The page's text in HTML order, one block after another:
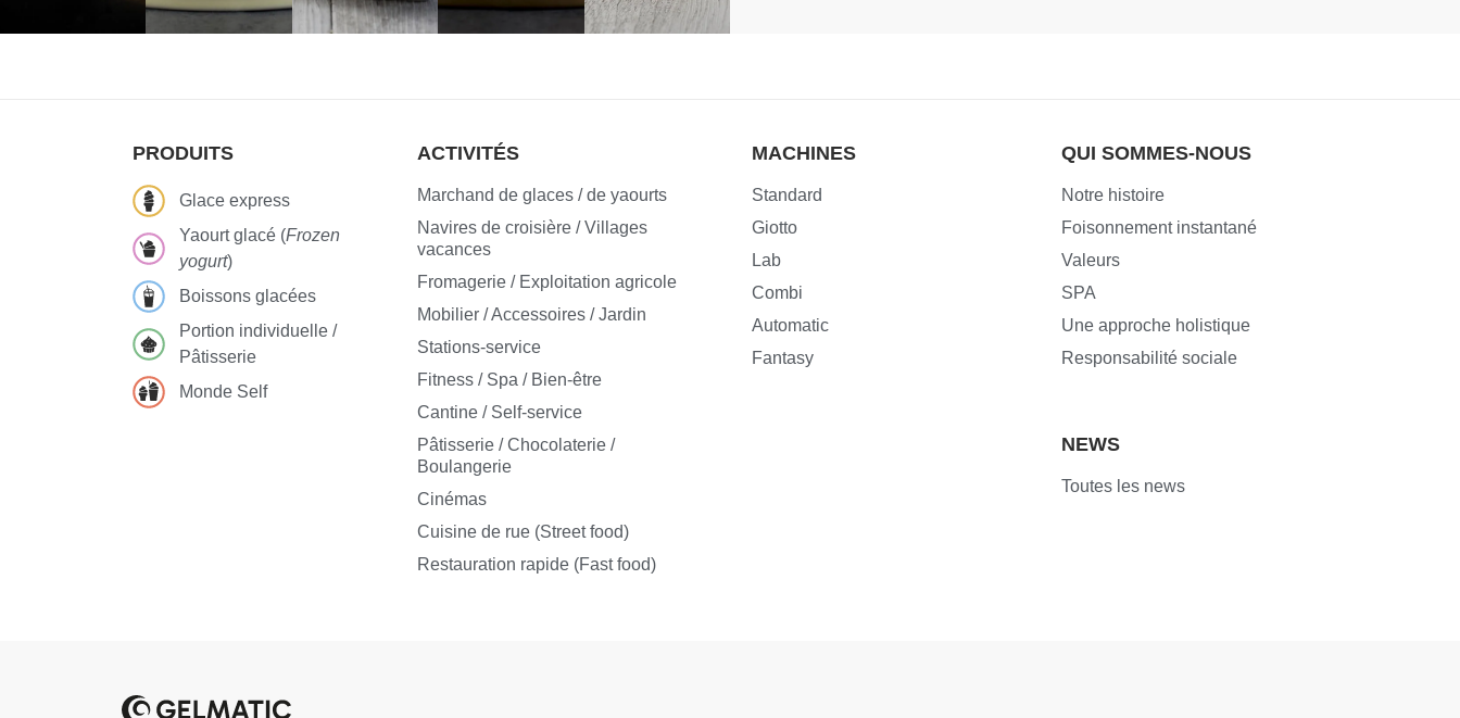
PRODUITS
Glace express
Yaourt glacé (Frozen
yogurt)
Boissons glacées
Portion individuelle /
Pâtisserie
Monde Self
ACTIVITÉS
Marchand de glaces / de yaourts
Navires de croisière / Villages
vacances
Fromagerie / Exploitation agricole
Mobilier / Accessoires / Jardin
Stations-service
Fitness / Spa / Bien-être
Cantine / Self-service
Pâtisserie / Chocolaterie /
Boulangerie
Cinémas
Cuisine de rue (Street food)
Restauration rapide (Fast food)
MACHINES
Standard
Giotto
Lab
Combi
Automatic
Fantasy
QUI SOMMES-NOUS
Notre histoire
Foisonnement instantané
Valeurs
SPA
Une approche holistique
Responsabilité sociale
NEWS
Toutes les news